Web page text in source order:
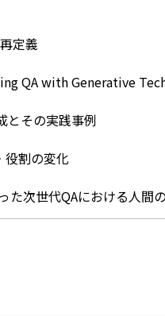
定義
QA with Generative
とその実践事例
役割の変化
た次世代QAにおける人間